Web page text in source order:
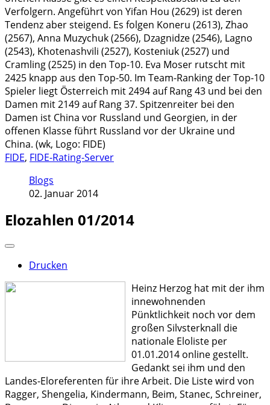
Verfolgern. Angeführt von Yifan Hou (2629) ist deren
Tendenz aber steigend. Es folgen Koneru (2613), Zhao
(2567), Anna Muzychuk (2566), Dzagnidze (2546), Lagno
(2543), Khotenashvili (2527), Kosteniuk (2527) und
Cramling (2525) in den Top-10. Eva Moser rutscht mit
2425 knapp aus den Top-50. Im Team-Ranking der Top-10
Spieler liegt Österreich mit 2494 auf Rang 43 und bei den
Damen mit 2149 auf Rang 37. Spitzenreiter bei den
Damen ist China vor Russland und Georgien, in der
offenen Klasse führt Russland vor der Ukraine und
China. (wk, Logo: FIDE)
FIDE, FIDE-Rating-Server
Blogs
02. Januar 2014
Elozahlen 01/2014
Drucken
Heinz Herzog hat mit der ihm
innewohnenden
Pünktlichkeit noch vor dem
großen Silvsterknall die
nationale Eloliste per
01.01.2014 online gestellt.
Gedankt sei ihm und den
Landes-Eloreferenten für ihre Arbeit. Die Liste wird von
Ragger, Shengelia, Kindermann, Beim, Stanec, Schreiner,